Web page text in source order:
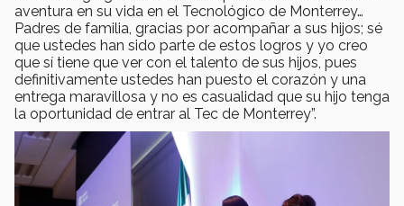
aventura en su vida en el Tecnológico de Monterrey…
Padres de familia, gracias por acompañar a sus hijos; sé
que ustedes han sido parte de estos logros y yo creo
que sí tiene que ver con el talento de sus hijos, pues
definitivamente ustedes han puesto el corazón y una
entrega maravillosa y no es casualidad que su hijo tenga
la oportunidad de entrar al Tec de Monterrey”.